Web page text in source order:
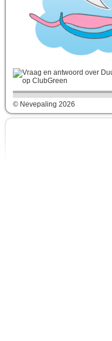
© Nevepaling 2026